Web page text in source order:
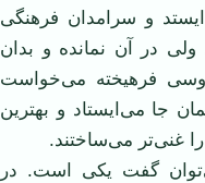
و سرامدان فرهنگی
در آن نمانده و بدان
فرهیخته می‌خواست
جا می‌ایستاد و بهترین
غنی‌تر می‌ساختند.
گفت یکی است. در